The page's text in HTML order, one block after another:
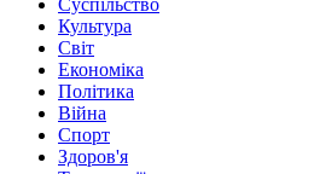
Культура
Світ
Економіка
Політика
Війна
Спорт
Здоров'я